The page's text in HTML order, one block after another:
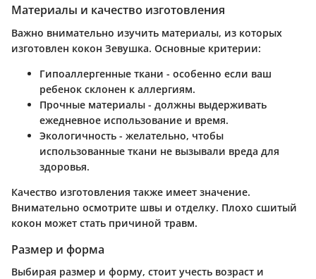
Материалы и качество изготовления
Важно внимательно изучить материалы, из которых
изготовлен кокон Зевушка. Основные критерии:
Гипоаллергенные ткани - особенно если ваш
ребенок склонен к аллергиям.
Прочные материалы - должны выдерживать
ежедневное использование и время.
Экологичность - желательно, чтобы
использованные ткани не вызывали вреда для
здоровья.
Качество изготовления также имеет значение.
Внимательно осмотрите швы и отделку. Плохо сшитый
кокон может стать причиной травм.
Размер и форма
Выбирая размер и форму, стоит учесть возраст и